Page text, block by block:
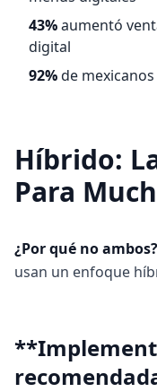
43%aumentó
digital
92%de
Híbrido:
Para
¿Por qué no ambos?
usan un enfoque